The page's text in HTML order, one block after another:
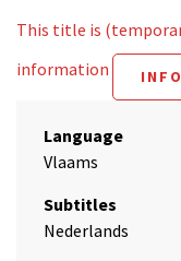
This title is
information
Language
Vlaams
Subtitles
Nederlands